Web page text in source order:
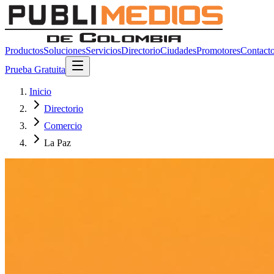
ProductosSolucionesServiciosDirectorioCiudadesPromotores
Prueba Gratuita
Inicio
Directorio
Comercio
La Paz